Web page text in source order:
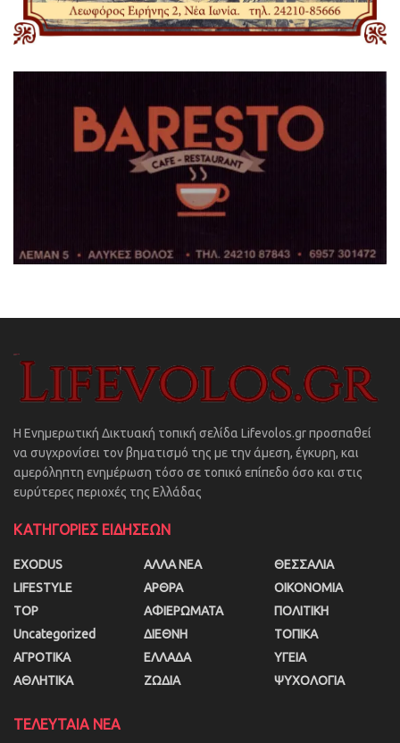
Η Ενημερωτική Δικτυακή τοπική σελίδα Lifevolos.gr προσπαθεί
να συγχρονίσει τον βηματισμό της με την άμεση, έγκυρη, και
αμερόληπτη ενημέρωση τόσο σε τοπικό επίπεδο όσο και στις
ευρύτερες περιοχές της Ελλάδας
ΚΑΤΗΓΟΡΙΕΣ ΕΙΔΗΣΕΩΝ
EXODUS
LIFESTYLE
TOP
Uncategorized
ΑΓΡΟΤΙΚΑ
ΑΘΛΗΤΙΚΑ
ΑΛΛΑ ΝΕΑ
ΑΡΘΡΑ
ΑΦΙΕΡΩΜΑΤΑ
ΔΙΕΘΝΗ
ΕΛΛΑΔΑ
ΖΩΔΙΑ
ΘΕΣΣΑΛΙΑ
ΟΙΚΟΝΟΜΙΑ
ΠΟΛΙΤΙΚΗ
ΤΟΠΙΚΑ
ΥΓΕΙΑ
ΨΥΧΟΛΟΓΙΑ
ΤΕΛΕΥΤΑΙΑ ΝΕΑ